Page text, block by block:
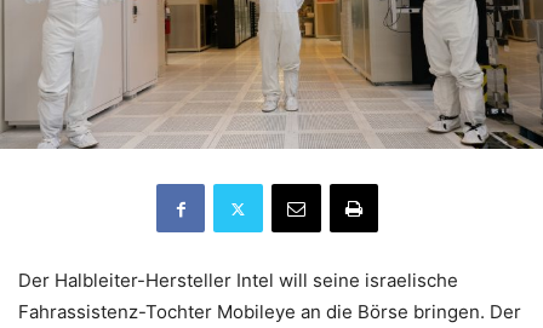
Der Halbleiter-Hersteller Intel will seine israelische
Fahrassistenz-Tochter Mobileye an die Börse bringen. Der